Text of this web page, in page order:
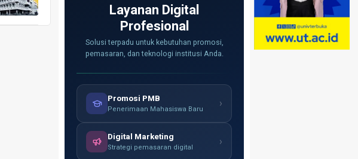
Layanan Digital
Profesional
Solusi terpadu untuk kebutuhan promosi,
pemasaran, dan teknologi institusi Anda.
Promosi PMB
Penerimaan Mahasiswa Baru ›
Digital Marketing
Strategi pemasaran digital ›